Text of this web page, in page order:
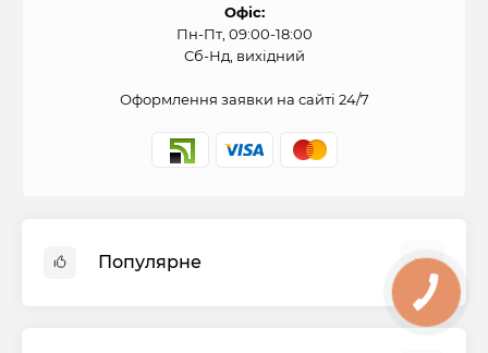
Офіс:
Пн-Пт, 09:00-18:00
Сб-Нд, вихідний
Оформлення заявки на сайті 24/7
Популярне
КНОПКА
СВЯЗИ